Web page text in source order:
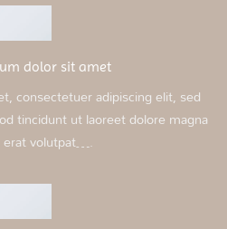
dolor sit amet
consectetuer adipiscing elit, sed
tincidunt ut laoreet dolore magna
erat volutpat….